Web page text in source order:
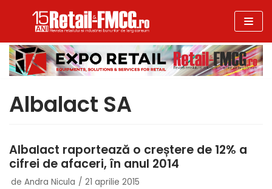
la
conținut
Albalact SA
Albalact raportează o creștere de 12% a
cifrei de afaceri, în anul 2014
de Andra Nicula 21 aprilie 2015